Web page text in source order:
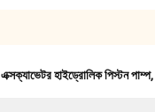
এক্সক্যাভেটর হাইড্রোলিক পিস্টন পাম্প,